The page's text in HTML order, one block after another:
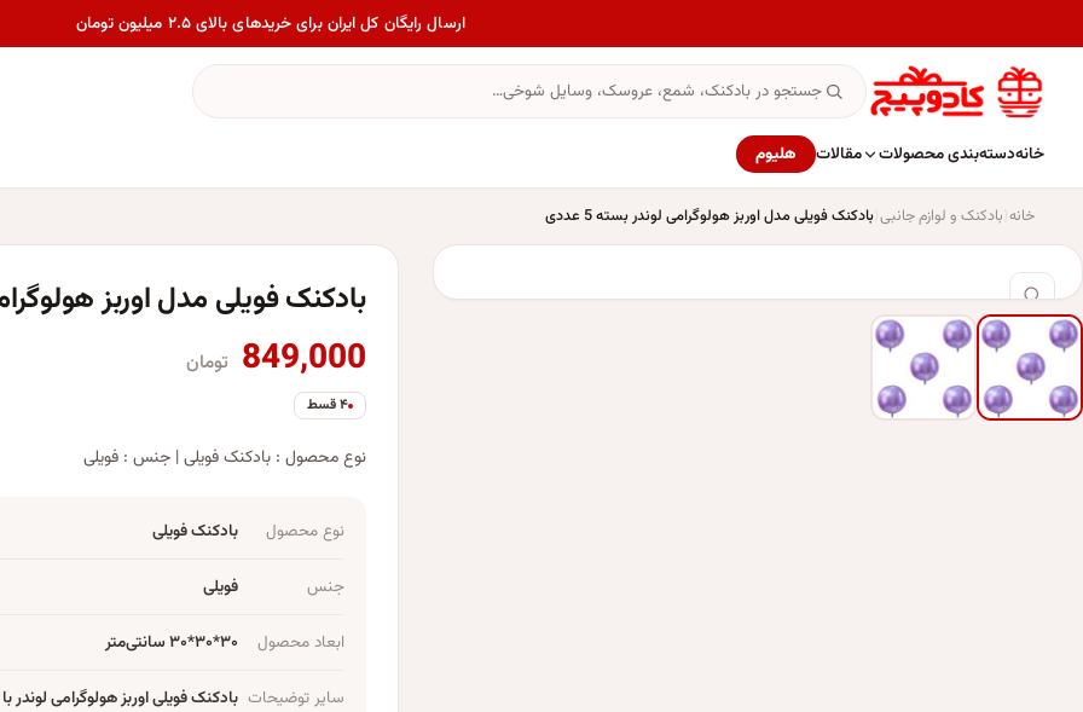
ارسال رایگان کل ایران برای خریدهای بالای ۲.۵ میلیون تومان
خانهدسته‌بندی محصولات مقالات هلیوم
خانه بادکنک و لوازم جانبی بادکنک فویلی مدل اوربز هولوگرامی لوندر بسته 5 عددی
بادکنک فویلی مدل اوربز هولوگرامی
849,000 تومان
۴ قسط
نوع محصول : بادکنک فویلی | جنس : فویلی
نوع محصول بادکنک فویلی
جنس فویلی
ابعاد محصول ۳۰*۳۰*۳۰ سانتی‌متر
سایر توضیحات بادکنک فویلی اوربز هولوگرامی لوندر